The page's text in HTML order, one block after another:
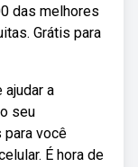
das melhores
Grátis para
a
seu
para você
É hora de